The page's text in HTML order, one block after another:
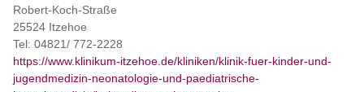
Robert-Koch-Straße
25524 Itzehoe
Tel: 04821/ 772-2228
https://www.klinikum-itzehoe.de/kliniken/klinik-fuer-kinder-und-
jugendmedizin-neonatologie-und-paediatrische-